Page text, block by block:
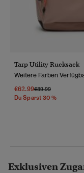
Tarp Utility Rucksack
Weitere Farben
€62.99Preis Wurde
€89.99Bis
Du Sparst 30 %
Exklusiven